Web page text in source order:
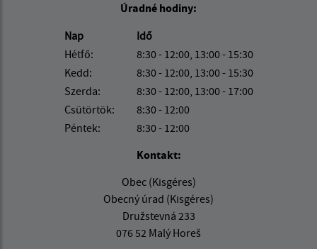
Úradné hodiny:
Nap
Idő
Hétfő:
8:30 - 12:00, 13:00 - 15:30
Kedd:
8:30 - 12:00, 13:00 - 15:30
Szerda:
8:30 - 12:00, 13:00 - 17:00
Csütörtök:
8:30 - 12:00
Péntek:
8:30 - 12:00
Kontakt:
Obec (Kisgéres)
Obecný úrad (Kisgéres)
Družstevná 233
076 52 Malý Horeš